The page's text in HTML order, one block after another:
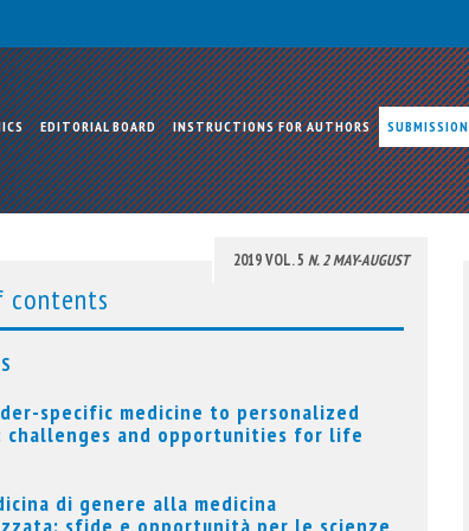
EDITORIAL BOARD INSTRUCTIONS FOR AUTHORS SUBMISSION
2019 VOL. 5 N. 2 MAY-AUGUST
contents
specific medicine to personalized
challenges and opportunities for life
di genere alla medicina